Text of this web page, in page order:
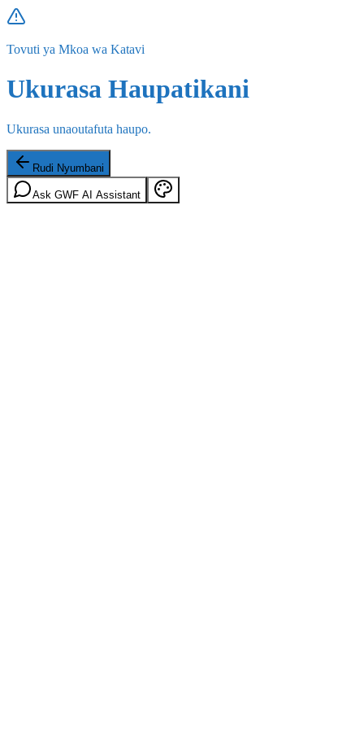
Tovuti ya Mkoa wa Katavi
Ukurasa Haupatikani
Ukurasa unaoutafuta haupo.
Rudi Nyumbani
Ask GWF AI Assistant